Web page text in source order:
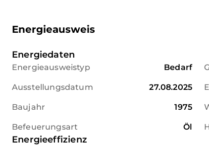
Energieausweis
Energiedaten
Energieausweistyp Bedarf
Ausstellungsdatum 27.08.2025
Baujahr 1975
Befeuerungsart Öl
Energieeffizienz